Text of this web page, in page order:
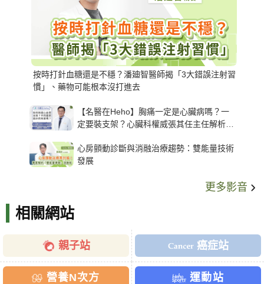
按時打針血糖還是不穩？潘廸智醫師揭「3大錯誤注射習
慣」、藥物可能根本沒打進去
【名醫在Heho】胸痛一定是心臟病嗎？一
定要裝支架？心臟科權威張其任主任解析支
心房顫動診斷與消融治療趨勢：雙能量技術
發展
更多影音
相關網站
親子站 癌症站
營養N次方 運動站